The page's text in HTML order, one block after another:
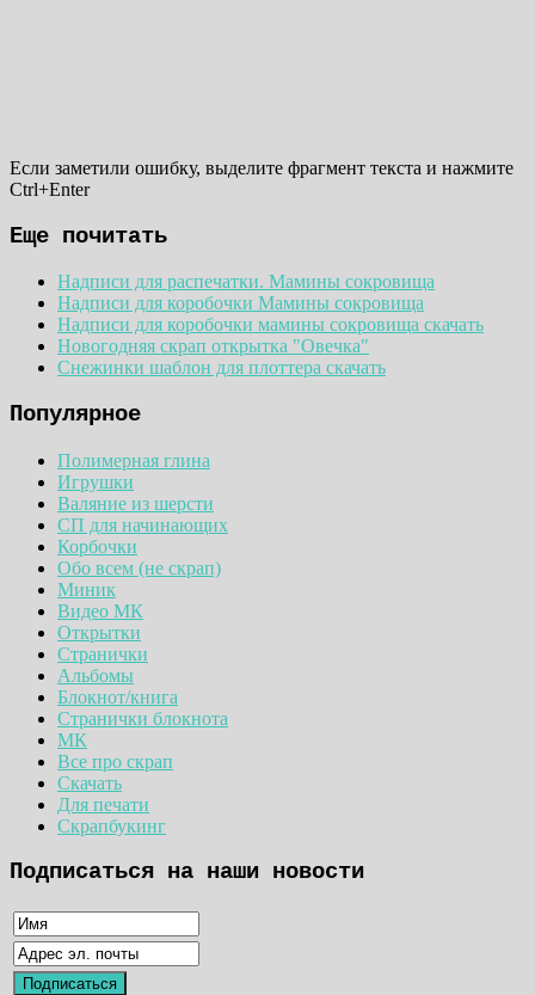
Если заметили ошибку, выделите фрагмент текста и нажмите
Ctrl+Enter
Еще почитать
Надписи для распечатки. Мамины сокровища
Надписи для коробочки Мамины сокровища
Надписи для коробочки мамины сокровища скачать
Новогодняя скрап открытка "Овечка"
Снежинки шаблон для плоттера скачать
Популярное
Полимерная глина
Игрушки
Валяние из шерсти
СП для начинающих
Корбочки
Обо всем (не скрап)
Миник
Видео МК
Открытки
Странички
Альбомы
Блокнот/книга
Странички блокнота
МК
Все про скрап
Скачать
Для печати
Скрапбукинг
Подписаться на наши новости